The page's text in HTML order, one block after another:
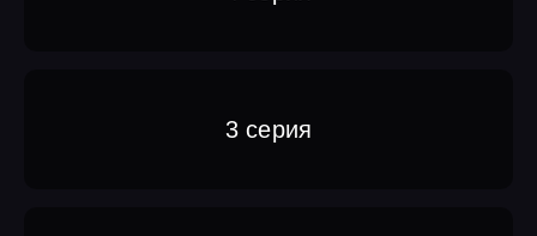
3 серия